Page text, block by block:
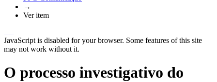
→
Ver item
JavaScript is disabled for your browser. Some features of this site
may not work without it.
O processo investigativo do